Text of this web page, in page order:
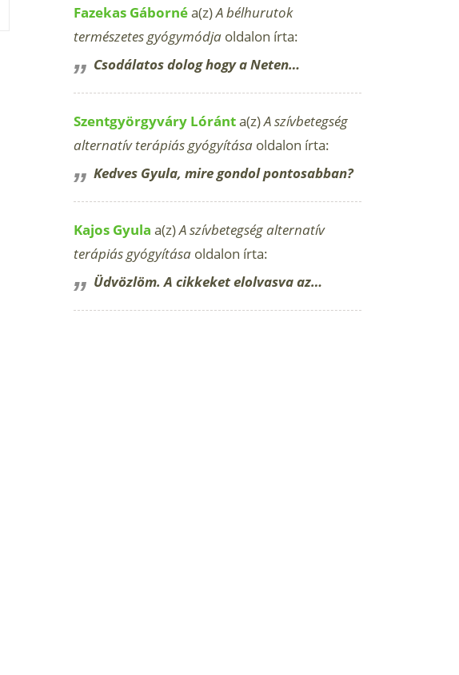
Fazekas Gábornéa(z)A bélhurutok
természetes gyógymódja oldalon írta:
Csodálatos dolog hogy a Neten…
Szentgyörgyváry Lóránta(z)A szívbetegség
alternatív terápiás gyógyítása oldalon írta:
Kedves Gyula, mire gondol pontosabban?
Kajos Gyula a(z)A szívbetegség alternatív
terápiás gyógyítása oldalon írta:
Üdvözlöm. A cikkeket elolvasva az…